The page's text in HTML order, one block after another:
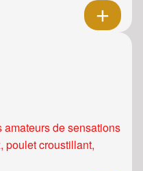
de sensations
poulet croustillant,